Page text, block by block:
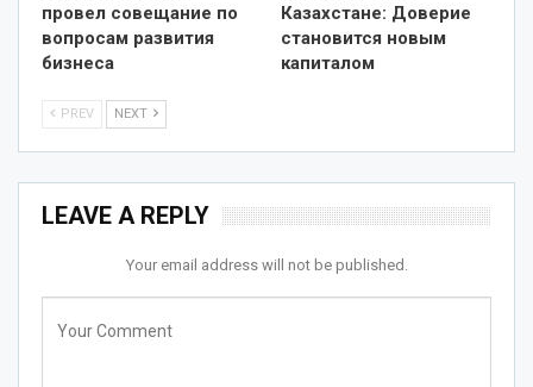
провел совещание по
вопросам развития
бизнеса
Казахстане: Доверие
становится новым
капиталом
PREV NEXT
LEAVE A REPLY
Your email address will not be published.